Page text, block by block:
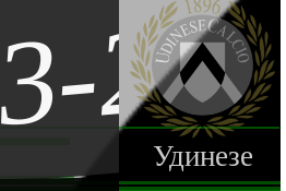
Удинезе
3-2